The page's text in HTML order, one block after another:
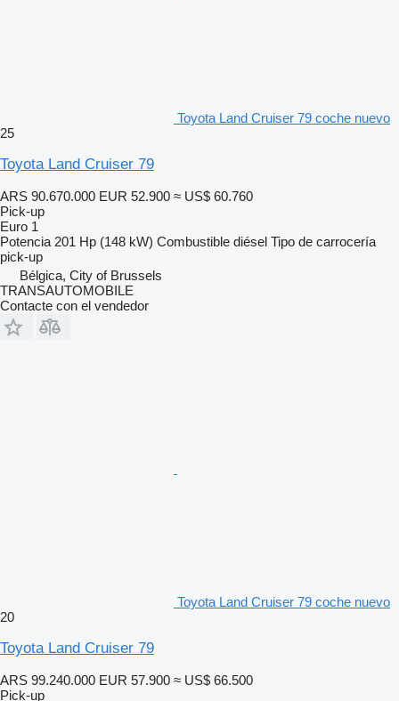
Toyota Land Cruiser 79 coche nuevo
25
Toyota Land Cruiser 79
ARS 90.670.000 EUR 52.900 ≈ US$ 60.760
Pick-up
Euro 1
Potencia 201 Hp (148 kW) Combustible diésel Tipo de carrocería
pick-up
Bélgica, City of Brussels
TRANSAUTOMOBILE
Contacte con el vendedor
Toyota Land Cruiser 79 coche nuevo
20
Toyota Land Cruiser 79
ARS 99.240.000 EUR 57.900 ≈ US$ 66.500
Pick-up